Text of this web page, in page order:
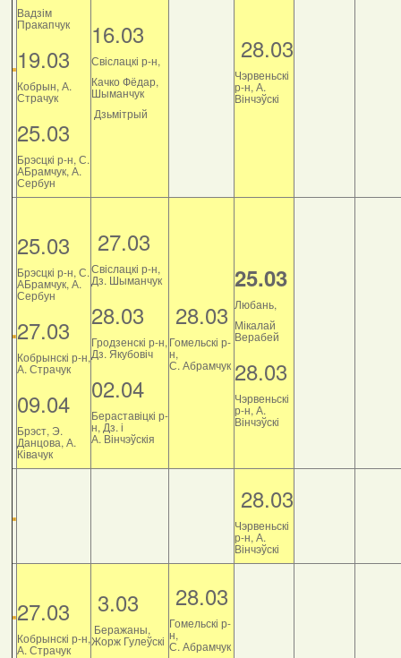
Вадзім
Пракапчук
19.03
Кобрын, А.
Страчук
25.03
Брэсцкі р-н, С.
АБрамчук, А.
Сербун
16.03
Свіслацкі р-н,
Качко Фёдар,
Шыманчук
Дзьмітрый
28.03
Чэрвеньскі
р-н, А.
Вінчэўскі
25.03
Брэсцкі р-н, С.
АБрамчук, А.
Сербун
27.03
Кобрынскі р-н,
А. Страчук
09.04
Брэст, Э.
Данцова, А.
Ківачук
27.03
Свіслацкі р-н,
Дз. Шыманчук
28.03
Гродзенскі р-н,
Дз. Якубовіч
02.04
Бераставіцкі р-
н, Дз. і
А. Вінчэўскія
28.03
Гомельскі р-
н,
С. Абрамчук
25.03
Любань,
Мікалай
Верабей
28.03
Чэрвеньскі
р-н, А.
Вінчэўскі
28.03
Чэрвеньскі
р-н, А.
Вінчэўскі
27.03
Кобрынскі р-н,
А. Страчук
3.03
Беражаны,
Жорж Гулеўскі
28.03
Гомельскі р-
н,
С. Абрамчук